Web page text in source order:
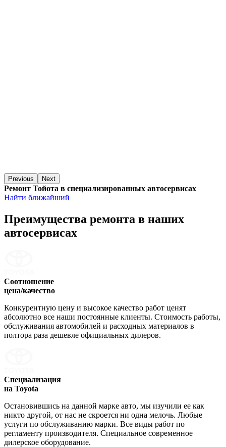
Previous Next
Ремонт Тойота в специализированных автосервисах
Найти ближайший
Преимущества ремонта в наших
автосервисах
Соотношение
цена/качество
Конкурентную цену и высокое качество работ ценят
абсолютно все наши постоянные клиенты. Стоимость работы,
обслуживания автомобилей и расходных материалов в
полтора раза дешевле официальных дилеров.
Специализация
на Toyota
Остановившись на данной марке авто, мы изучили ее как
никто другой, от нас не скроется ни одна мелочь. Любые
услуги по обслуживанию марки. Все виды работ по
регламенту производителя. Специальное современное
дилерское оборудование.